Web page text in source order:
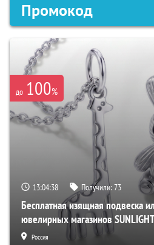
Промокод
до 100%
13:04:37 Получили:73
Бесплатная изящная подвеска
ювелирных магазинов
Россия